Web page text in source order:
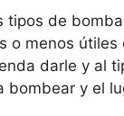
tipos de
o menos útiles
darle y al
bombear y el